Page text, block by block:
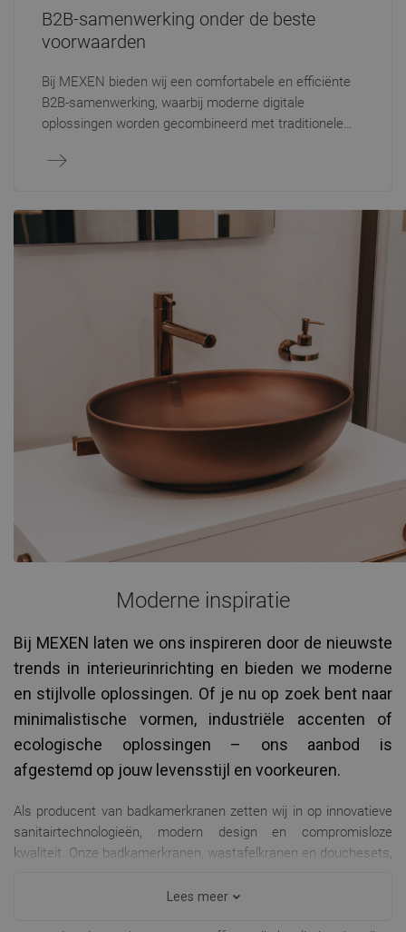
B2B-samenwerking onder de beste
voorwaarden
Bij MEXEN bieden wij een comfortabele en efficiënte
B2B-samenwerking, waarbij moderne digitale
oplossingen worden gecombineerd met traditionele
bedrijven zoals aannemers, projectontwikkelaars en
bestellingen te plaatsen zonder telefonisch contact.
Geregistreerde gebruikers hebben toegang tot het
volledige productassortiment, individuele prijslijsten,
meer persoonlijke aanpak wensen, bieden onze
accountmanagers volledige ondersteuning, van advies
tot prijsafspraken. Zo is samenwerken met ons
gemakkelijk, transparant en afgestemd op elke
Moderne inspiratie
Bij MEXEN laten we ons inspireren door de nieuwste
trends in interieurinrichting en bieden we moderne
en stijlvolle oplossingen. Of je nu op zoek bent naar
minimalistische vormen, industriële accenten of
ecologische oplossingen – ons aanbod is
afgestemd op jouw levensstijl en voorkeuren.
Als producent van badkamerkranen zetten wij in op innovatieve
sanitairtechnologieën, modern design en compromisloze
kwaliteit. Onze badkamerkranen, wastafelkranen en douchesets,
vrijstaande baden, alle badkamer- en keukenaccessoires en vele
Lees meer